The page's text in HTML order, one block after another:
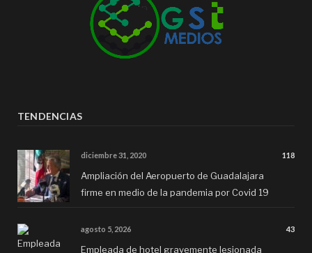
TENDENCIAS
diciembre 31, 2020 118
Ampliación del Aeropuerto de Guadalajara
firme en medio de la pandemia por Covid 19
agosto 5, 2026 43
Empleada de hotel gravemente lesionada